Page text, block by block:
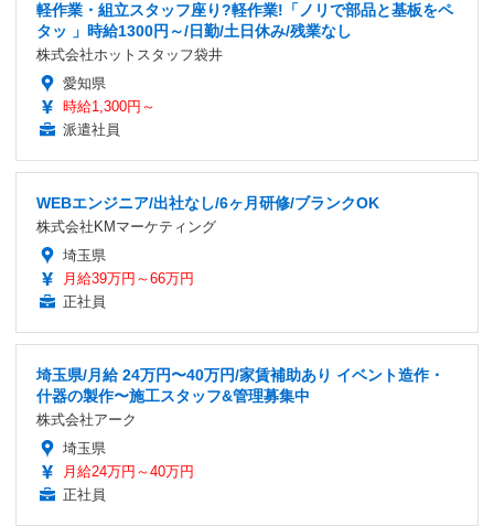
軽作業・組立スタッフ座り?軽作業!「ノリで部品と基板をペ
タッ 」時給1300円～/日勤/土日休み/残業なし
株式会社ホットスタッフ袋井
愛知県
時給1,300円～
派遣社員
WEBエンジニア/出社なし/6ヶ月研修/ブランクOK
株式会社KMマーケティング
埼玉県
月給39万円～66万円
正社員
埼玉県/月給 24万円〜40万円/家賃補助あり イベント造作・
什器の製作〜施工スタッフ&管理募集中
株式会社アーク
埼玉県
月給24万円～40万円
正社員